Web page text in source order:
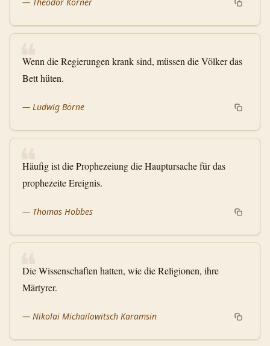
❝
Wenn die Regierungen krank sind, müssen die Völker das
Bett hüten.
— Ludwig Börne
❝
Häufig ist die Prophezeiung die Hauptursache für das
prophezeite Ereignis.
— Thomas Hobbes
❝
Die Wissenschaften hatten, wie die Religionen, ihre
Märtyrer.
— Nikolai Michailowitsch Karamsin